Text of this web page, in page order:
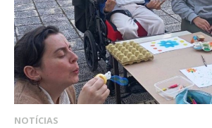
NOTÍCIAS